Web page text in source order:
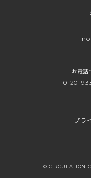
お電話
0120-
プラ
© CIRCULATION